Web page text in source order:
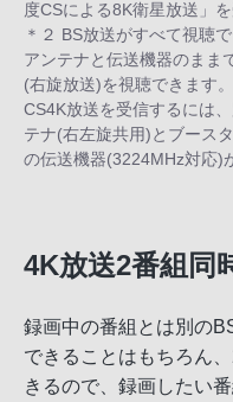
度CSによる8K衛星放送」
＊２ BS放送がすべて視聴
アンテナと伝送機器のまま
(右旋放送)を視聴できます
CS4K放送を受信するには
テナ(右左旋共用)とブース
の伝送機器(3224MHz対応)
4K放送2番組同
録画中の番組とは別の
できることはもちろん
きるので、録画したい